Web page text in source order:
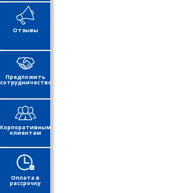
Отзывы
Предложить
сотрудничество
Корпоративным
клиентам
Оплата в
рассрочку